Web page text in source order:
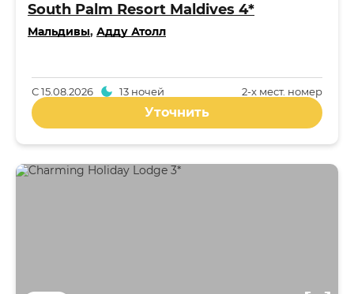
South Palm Resort Maldives 4*
Мальдивы, Адду Атолл
2-x мест. номер
С15.08.2026 13 ночей
Уточнить